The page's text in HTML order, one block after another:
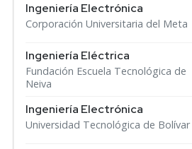
Ingeniería Electrónica
Corporación Universitaria del Meta
Ingeniería Eléctrica
Fundación Escuela Tecnológica de
Neiva
Ingeniería Electrónica
Universidad Tecnológica de Bolívar